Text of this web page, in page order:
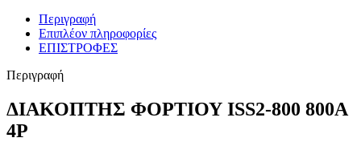
Περιγραφή
Επιπλέον πληροφορίες
ΕΠΙΣΤΡΟΦΕΣ
Περιγραφή
ΔΙΑΚΟΠΤΗΣ ΦΟΡΤΙΟΥ ISS2-800 800A
4P